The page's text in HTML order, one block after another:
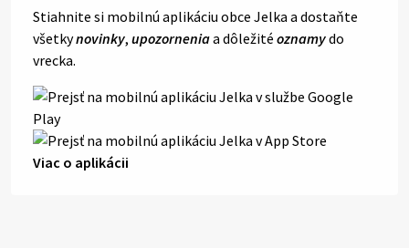
Stiahnite si mobilnú aplikáciu obce Jelka a dostaňte
všetkynovinky, upozorneniaa dôležité oznamydo
vrecka.
Viac o aplikácii